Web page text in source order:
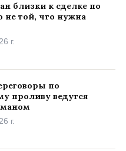
близки к сделке по
не той, что нужна
г.
по
проливу ведутся
г.